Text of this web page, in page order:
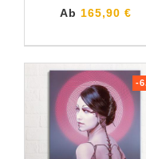
Ab 165,90 €
-